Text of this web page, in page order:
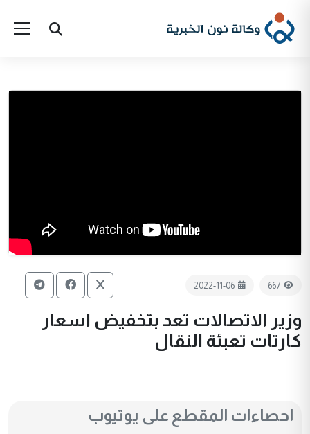
667
2022-11-06
وزير الاتصالات تعد بتخفيض اسعار
كارتات تعبئة النقال
احصاءات المقطع على يوتيوب